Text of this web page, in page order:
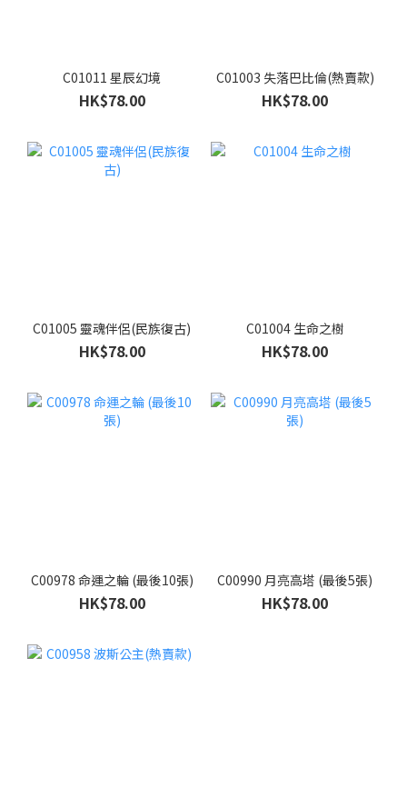
C01011 星辰幻境
HK$78.00
C01003 失落巴比倫(熱賣款)
HK$78.00
C01005 靈魂伴侶(民族復古)
HK$78.00
C01004 生命之樹
HK$78.00
C00978 命運之輪 (最後10張)
HK$78.00
C00990 月亮高塔 (最後5張)
HK$78.00